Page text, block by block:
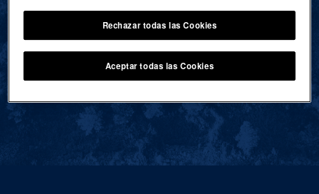
VOLVER AL INICIO
Rechazar todas las Cookies
Aceptar todas las Cookies